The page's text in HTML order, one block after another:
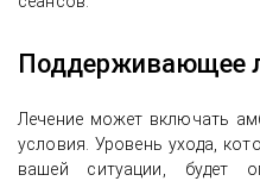
Поддерживающее
Лечение может включать
условия. Уровень ухода,
вашей ситуации, будет